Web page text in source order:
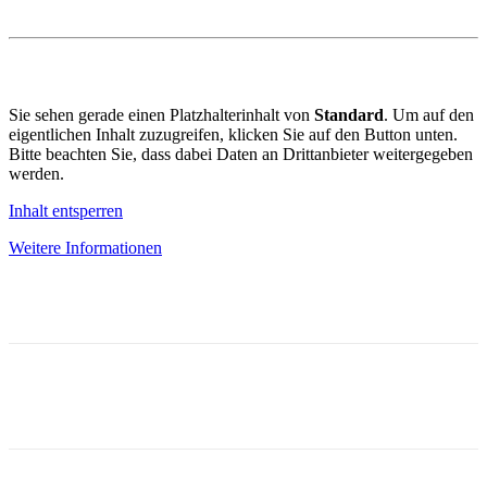
Sie sehen gerade einen Platzhalterinhalt von Standard. Um auf den
eigentlichen Inhalt zuzugreifen, klicken Sie auf den Button unten.
Bitte beachten Sie, dass dabei Daten an Drittanbieter weitergegeben
werden.
Inhalt entsperren
Weitere Informationen